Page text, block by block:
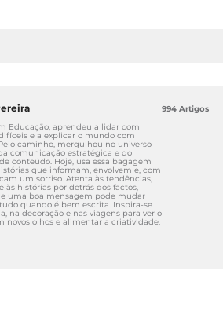
Educação, aprendeu a lidar com
e a explicar o mundo com
caminho, mergulhou no universo
comunicação estratégica e do
conteúdo. Hoje, usa essa bagagem
que informam, envolvem e, com
um sorriso. Atenta às tendências,
às histórias por detrás dos factos,
uma boa mensagem pode mudar
quando é bem escrita. Inspira-se
na decoração e nas viagens para ver o
novos olhos e alimentar a criatividade.
994 Artigos